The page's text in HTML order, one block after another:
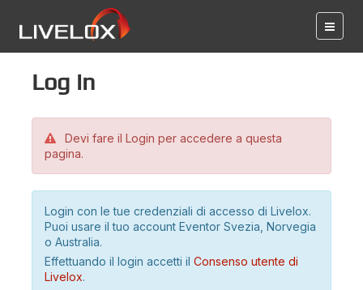
Log in
Devi fare il Login per accedere a questa
pagina.
Login con le tue credenziali di accesso di Livelox.
Puoi usare il tuo account Eventor Svezia, Norvegia
o Australia.
Effettuando il login accetti il Consenso utente di
Livelox.